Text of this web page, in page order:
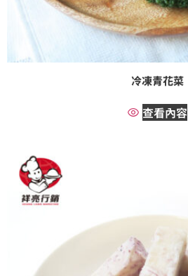
冷凍青花菜
查看內容